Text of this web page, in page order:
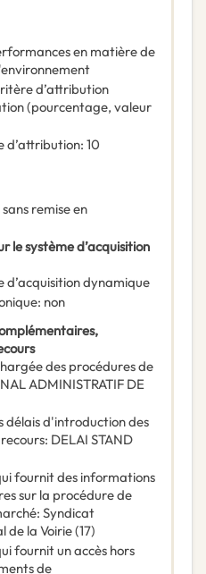
en matière de
d’attribution
(pourcentage, valeur
d’attribution: 10
remise en
le système d’acquisition
d’acquisition dynamique
: non
des procédures de
ADMINISTRATIF DE
délais d'introduction des
: DELAI STAND
fournit des informations
sur la procédure de
: Syndicat
la Voirie (17)
fournit un accès hors
de